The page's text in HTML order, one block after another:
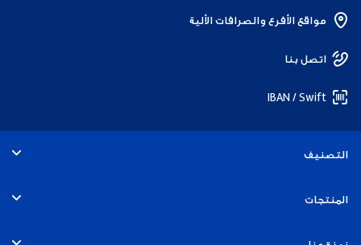
مواقع الأفرع والصرافات الألية
اتصل بنا
IBAN / Swift
التصنيف
الأفراد
المنتجات
الحسابات